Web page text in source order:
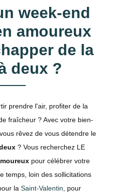
week-end
amoureux
de la
deux ?
prendre l'air, profiter de la
fraîcheur ? Avec votre bien-
rêvez de vous détendre le
? Vous recherchez LE
pour célébrer votre
temps, loin des sollicitations
la Saint-Valentin , pour